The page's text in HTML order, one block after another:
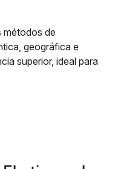
métodos de
geográfica e
superior, ideal para